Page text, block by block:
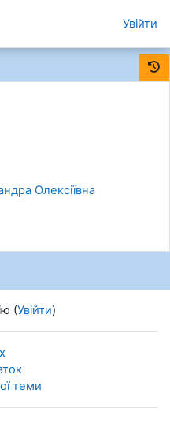
Увійти
Олексіївна
(Увійти)
теми